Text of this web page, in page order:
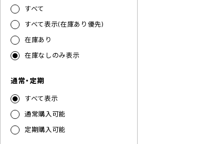
すべて
すべて表示(在庫あり優先)
在庫あり
在庫なしのみ表示
通常・定期
すべて表示
通常購入可能
定期購入可能